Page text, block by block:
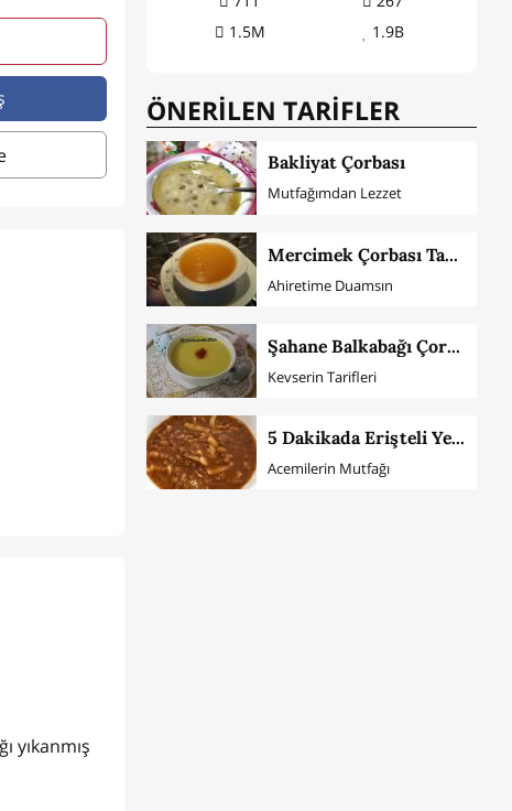
yıkanmış
1.5M
1.9B
ÖNERİLEN TARİFLER
Bakliyat Çorbası
Mutfağımdan Lezzet
Mercimek Çorbası Tarifi
Ahiretime Duamsın
Şahane Balkabağı Çorbası
Kevserin Tarifleri
5 Dakikada Erişteli Yeşil Mercimek Çorbası
Acemilerin Mutfağı